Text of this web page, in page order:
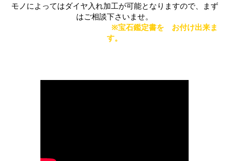
モノによってはダイヤ入れ加工が可能となりますので、まず
はご相談下さいませ。
※宝石鑑定書を お付け出来ま
す。